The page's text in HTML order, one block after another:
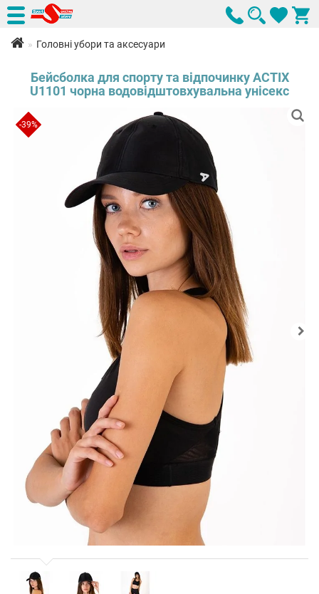
Головні убори та аксесуари
Бейсболка для спорту та відпочинку ACTIX
U1101 чорна водовідштовхувальна унісекс
-39%